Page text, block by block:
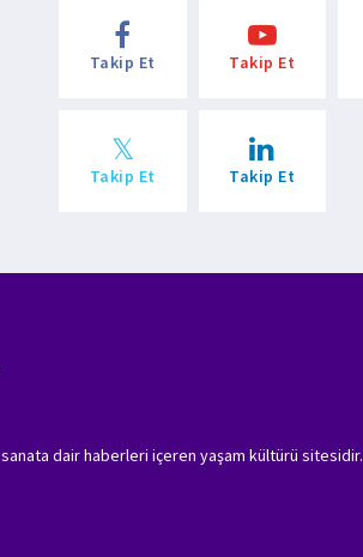
Takip Et Takip Et
Takip Et Takip Et
dair haberleri içeren yaşam kültürü sitesidir.